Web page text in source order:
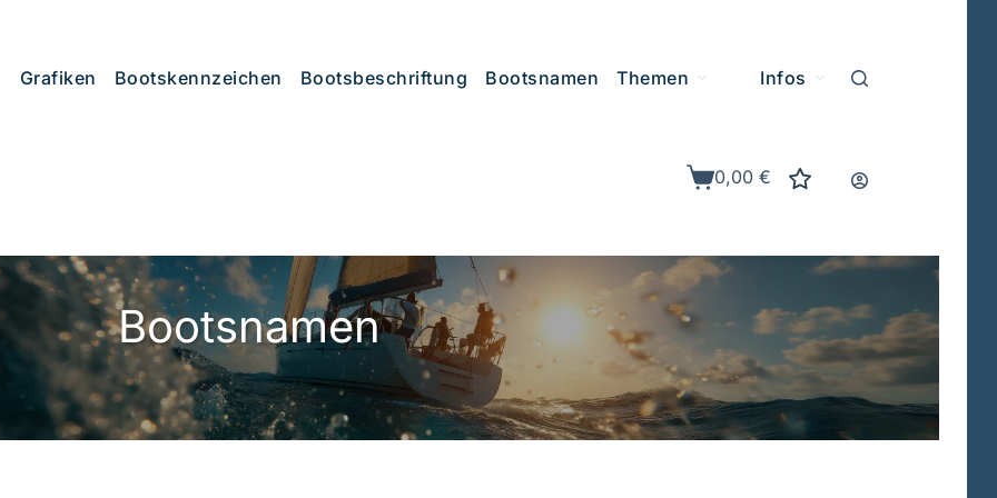
Grafiken Bootskennzeichen Bootsbeschriftung Bootsnamen Themen Infos
Warenkorb
0,00€
Bootsnamen